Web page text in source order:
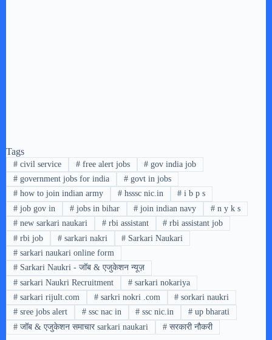
Tags
#civil service #free alert jobs # gov india job
#government jobs for india #govt in jobs
#how to join indian army #hsssc nic.in # i b p s
#job gov in #jobs in bihar # join indian navy # n y k s
#new sarkari naukari #rbi assistant # rbi assistant job
#rbi job #sarkari nakri # Sarkari Naukari
#sarkari naukari online form
#Sarkari Naukri - जॉब & एजुकेशन न्यूज़
#sarkari Naukri Recruitment #sarkari nokariya
#sarkari rijult.com #sarkri nokri .com # sorkari naukri
#sree jobs alert #ssc nac in # ssc nic.in # up bharati
#जॉब & एजुकेशन समाचार sarkari naukari #सरकारी नौकरी